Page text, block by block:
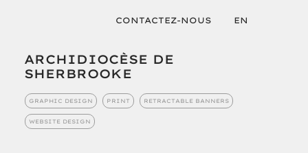
ARCHIDIOCÈSE DE
SHERBROOKE
GRAPHIC DESIGN PRINT RETRACTABLE BANNERS
WEBSITE DESIGN
CONTACTEZ-NOUS EN